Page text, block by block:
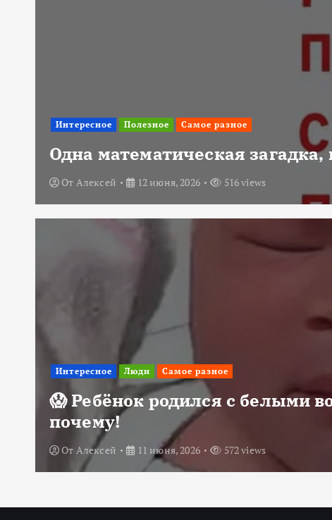
Интересное Полезное Самое разное
Одна математическая
От Алексей 12 июня, 2026 516 views
Интересное Люди Самое разное
😱 Ребёнок родился с белыми
почему!
От Алексей 11 июня, 2026 572 views